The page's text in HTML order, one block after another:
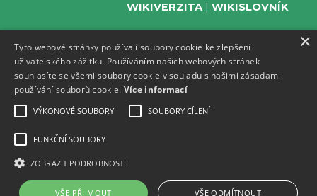
WIKIVERZITA
WIKISLOVNÍK
PODPOŘTE NÁS
ODEBÍREJTE NEWSLETTER
TELEGRAM UDÁLOSTÍ WMČR
×
Tyto webové stránky používají soubory cookie ke zlepšení
uživatelského zážitku. Používáním našich webových stránek
souhlasíte se všemi soubory cookie v souladu s našimi zásadami
používání souborů cookie. Více informací
VÝKONOVÉ SOUBORY SOUBORY CÍLENÍ
FUNKČNÍ SOUBORY
ZOBRAZIT PODROBNOSTI
VŠE PŘIJMOUT VŠE ODMÍTNOUT